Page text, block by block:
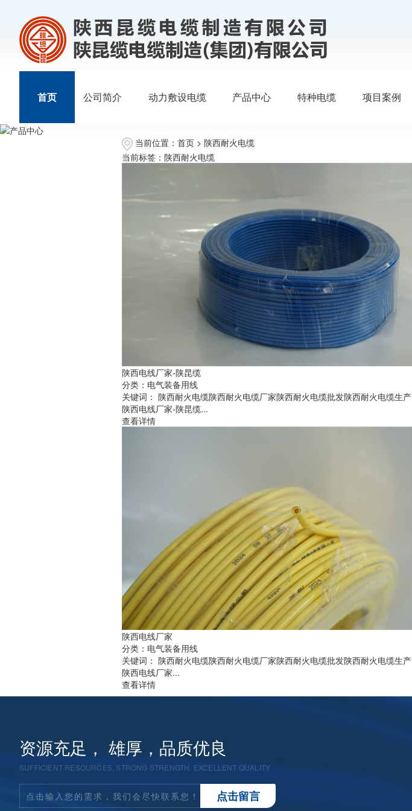
首页 公司简介 动力敷设电缆 产品中心 特种电缆 项目案例
当前位置： 首页 > 陕西耐火电缆
当前标签： 陕西耐火电缆
陕西电线厂家-陕昆缆
分类： 电气装备用线
关键词： 陕西耐火电缆陕西耐火电缆厂家陕西耐火电缆批发陕西耐火电缆生产
陕西电线厂家-陕昆缆...
查看详情
陕西电线厂家
分类： 电气装备用线
关键词： 陕西耐火电缆陕西耐火电缆厂家陕西耐火电缆批发陕西耐火电缆生产
陕西电线厂家...
查看详情
资源充足， 雄厚，品质优良
SUFFICIENT RESOURCES, STRONG STRENGTH, EXCELLENT QUALITY
点击输入您的需求，我们会尽快联系您！ 点击留言